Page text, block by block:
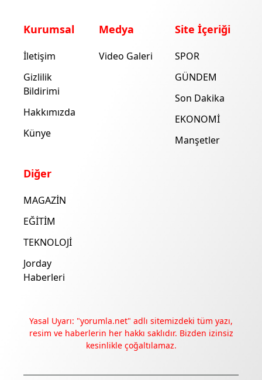
Deneyimini iyileştirmek ve içeriğimizi geliştirmek için çerezler
Kurumsal
İletişim
Gizlilik
Bildirimi
Hakkımızda
Künye
Medya
Video Galeri
Site İçeriği
SPOR
GÜNDEM
Son Dakika
EKONOMİ
Manşetler
Diğer
MAGAZİN
EĞİTİM
TEKNOLOJİ
Jorday
Haberleri
Yasal Uyarı: "yorumla.net" adlı sitemizdeki tüm yazı,
resim ve haberlerin her hakkı saklıdır. Bizden izinsiz
kesinlikle çoğaltılamaz.